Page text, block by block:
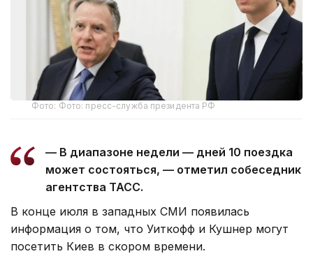
Фото: Фото: пресс-служба президента РФ
— В диапазоне недели — дней 10 поездка
может состояться, — отметил собеседник
агентства ТАСС.
В конце июля в западных СМИ появилась
информация о том, что Уиткофф и Кушнер могут
посетить Киев в скором времени.